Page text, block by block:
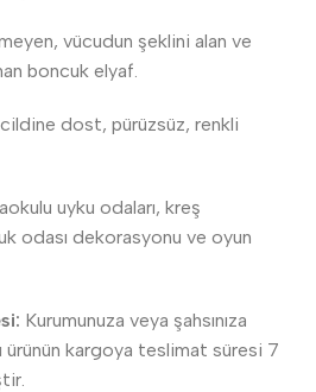
vücudun şeklini alan ve
boncuk elyaf.
dost, pürüzsüz, renkli
uyku odaları, kreş
odası dekorasyonu ve oyun
Kurumunuza veya şahsınıza
kargoya teslimat süresi 7